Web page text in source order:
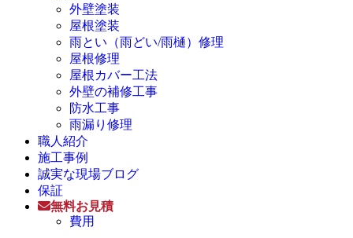
外壁塗装
屋根塗装
雨とい（雨どい/雨樋）修理
屋根修理
屋根カバー工法
外壁の補修工事
防水工事
雨漏り修理
職人紹介
施工事例
誠実な現場ブログ
保証
無料お見積
費用